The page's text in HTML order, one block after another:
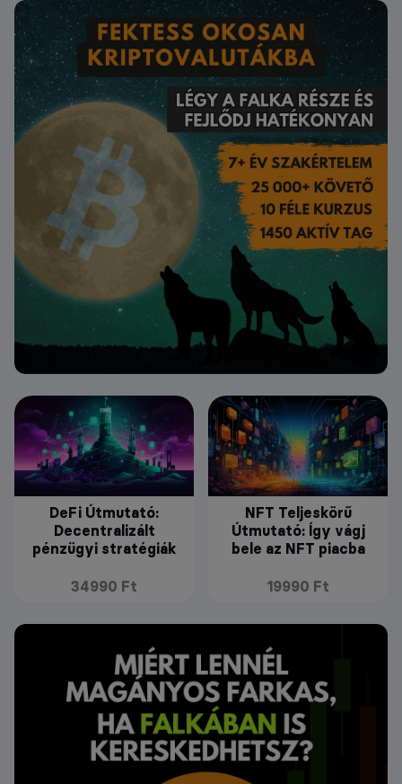
DeFi Útmutató:
Decentralizált
pénzügyi stratégiák
34990 Ft
NFT Teljeskörű
Útmutató: Így vágj
bele az NFT piacba
19990 Ft